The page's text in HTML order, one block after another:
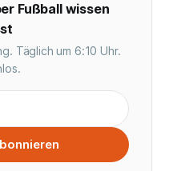
Fußball wissen
Täglich um 6:10 Uhr.